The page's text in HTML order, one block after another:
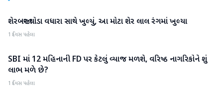
બિઝનેસ
શેરબજાર થોડા વધારા સાથે ખુલ્યું, આ મોટા શેર લાલ રંગમાં ખુલ્યા
1 દિવસ પહેલા
બિઝનેસ
SBI માં 12 મહિનાની FD પર કેટલું વ્યાજ મળશે, વરિષ્ઠ નાગરિકોને શું
લાભ મળે છે?
1 દિવસ પહેલા